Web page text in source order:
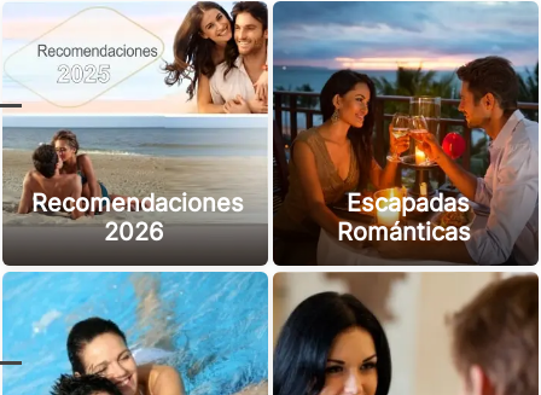
Recomendaciones
2026
Escapadas
Románticas